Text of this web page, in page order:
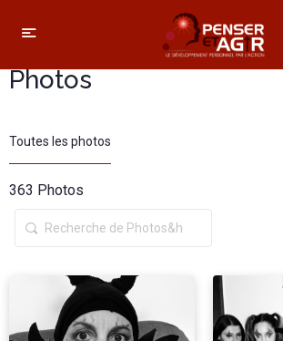
Photos
Toutes les photos
363 Photos
Recherche
de
Photos&hellip